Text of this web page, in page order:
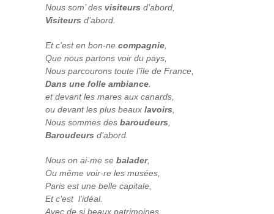
Nous som’ des visiteurs d’abord,
Visiteurs d’abord.
Et c’est en bon-ne compagnie
Que nous partons voir du pays,
Nous parcourons toute l’île de France,
Dans une folle ambiance
et devant les mares aux canards,
ou devant les plus beaux lavoirs
Nous sommes des baroudeurs
Baroudeurs d’abord.
Nous on ai-me se balader,
Ou même voir-re les musées,
Paris est une belle capitale,
Et c’est l’idéal.
Avec de si beaux patrimoines,